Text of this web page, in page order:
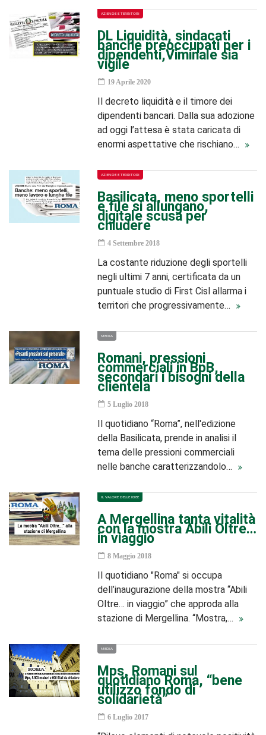
AZIENDE E TERRITORI
DL Liquidità, sindacati
banche preoccupati per i
dipendenti,Viminale sia
vigile
19 Aprile 2020
Il decreto liquidità e il timore dei
dipendenti bancari. Dalla sua adozione
ad oggi l’attesa è stata caricata di
enormi aspettative che rischiano…
AZIENDE E TERRITORI
Basilicata, meno sportelli
e file si allungano,
digitale scusa per
chiudere
4 Settembre 2018
La costante riduzione degli sportelli
negli ultimi 7 anni, certificata da un
puntuale studio di First Cisl allarma i
territori che progressivamente…
MEDIA
Romani, pressioni
commerciali in BpB,
secondari i bisogni della
clientela
5 Luglio 2018
Il quotidiano “Roma”, nell'edizione
della Basilicata, prende in analisi il
tema delle pressioni commerciali
nelle banche caratterizzandolo…
IL VALORE DELLE IDEE
A Mergellina tanta vitalità
con la mostra Abili Oltre…
in viaggio
8 Maggio 2018
Il quotidiano "Roma" si occupa
dell’inaugurazione della mostra “Abili
Oltre… in viaggio” che approda alla
stazione di Mergellina. “Mostra,…
MEDIA
Mps, Romani sul
quotidiano Roma, “bene
utilizzo fondo di
solidarietà”
6 Luglio 2017